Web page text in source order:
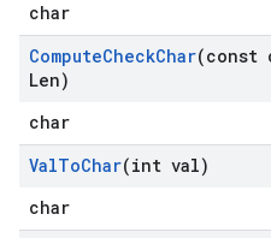
char
ComputeCheckChar(const
Len)
char
ValToChar(int val)
char